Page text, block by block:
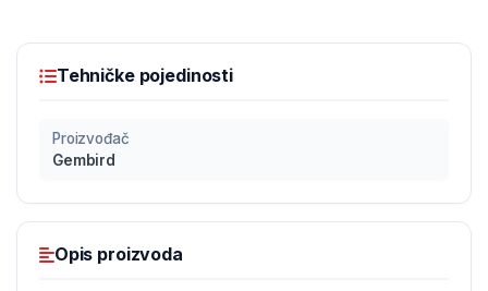
Tehničke pojedinosti
Proizvođač
Gembird
Opis proizvoda